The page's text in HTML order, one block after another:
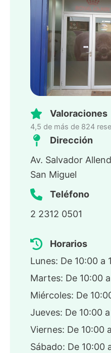
Valoraciones
4,5 de más de 824
Dirección
Av. Salvador
San Miguel
Teléfono
2 2312 0501
Horarios
Lunes: De 10:00 a
Martes: De 10:00
Miércoles: De
Jueves: De 10:00
Viernes: De 10:00
Sábado: De 10:00